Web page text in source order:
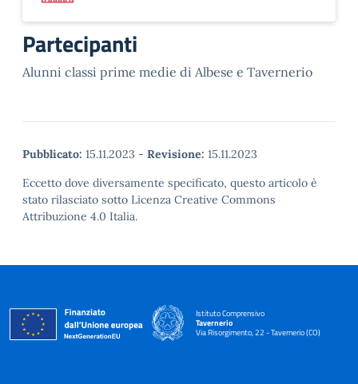
Partecipanti
Alunni classi prime medie di Albese e Tavernerio
Pubblicato: 15.11.2023 - Revisione: 15.11.2023
Eccetto dove diversamente specificato, questo articolo è
stato rilasciato sotto Licenza Creative Commons
Attribuzione 4.0 Italia.
Istituto Comprensivo
Tavernerio
Via Risorgimento, 22 - Tavernerio (CO)
— Visita la pagina iniziale della scuola